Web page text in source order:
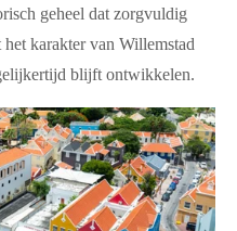
geheel dat zorgvuldig
karakter van Willemstad
blijft ontwikkelen.